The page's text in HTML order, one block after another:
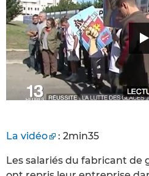
La vidéo : 2min35
Les salariés du fabricant de